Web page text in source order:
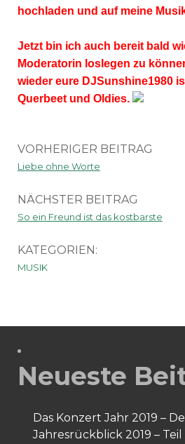
hochladen und auf meine
Jetzt bin ich auch bereit bald
Moderatorin loslegen zu
wieder eure DJSunshine1980
Querbeet und Oldies.
VORHERIGER BEITRAG
Liebe ohne Worte
NÄCHSTER BEITRAG
So ein Freund ist das kostbarste
KATEGORIEN:
MUSIK
Neueste
Das Konzert Jahr 2019 –
Jahresrückblick 2019 – Teil